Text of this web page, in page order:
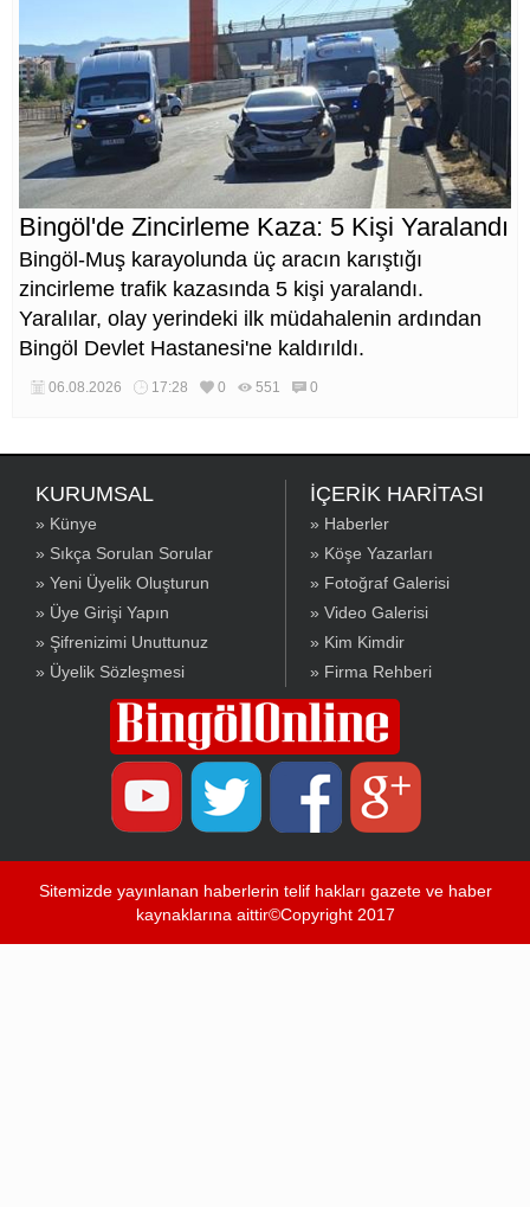
Bingöl'de Zincirleme Kaza: 5 Kişi Yaralandı
Bingöl-Muş karayolunda üç aracın karıştığı
zincirleme trafik kazasında 5 kişi yaralandı.
Yaralılar, olay yerindeki ilk müdahalenin ardından
Bingöl Devlet Hastanesi'ne kaldırıldı.
06.08.2026 17:28 0 551 0
KURUMSAL
» Künye
» Sıkça Sorulan Sorular
» Yeni Üyelik Oluşturun
» Üye Girişi Yapın
» Şifrenizimi Unuttunuz
» Üyelik Sözleşmesi
İÇERİK HARİTASI
» Haberler
» Köşe Yazarları
» Fotoğraf Galerisi
» Video Galerisi
» Kim Kimdir
» Firma Rehberi
Sitemizde yayınlanan haberlerin telif hakları gazete ve haber
kaynaklarına aittir©Copyright 2017